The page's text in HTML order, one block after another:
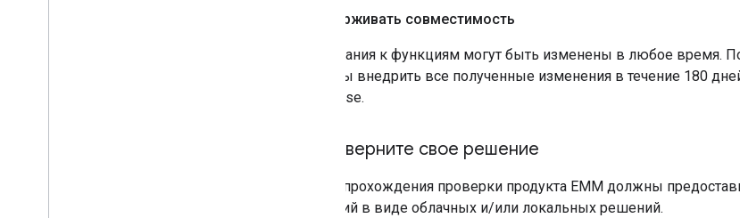
Поддерживать совместимость
Требования к функциям могут быть изменены в любое время.
должны внедрить все полученные изменения в течение 180
Enterprise.
Разверните свое решение
После прохождения проверки продукта EMM должны
решений в виде облачных и/или локальных решений.